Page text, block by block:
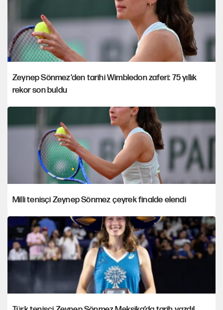
Zeynep Sönmez’den tarihi Wimbledon zaferi: 75 yıllık
rekor son buldu
Milli tenisçi Zeynep Sönmez çeyrek finalde elendi